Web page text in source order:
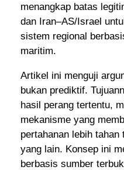
menangkap batas
dan Iran–AS/Israel
sistem regional
maritim.
Artikel ini menguji
bukan prediktif.
hasil perang tertentu,
mekanisme yang
pertahanan lebih
yang lain. Konsep ini
berbasis sumber